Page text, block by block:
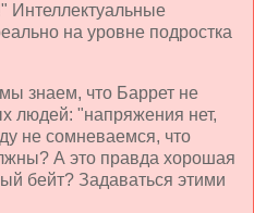
Интеллектуальные
на уровне подростка
знаем, что Баррет не
людей: "напряжения нет,
не сомневаемся, что
А это правда хорошая
бейт? Задаваться этими